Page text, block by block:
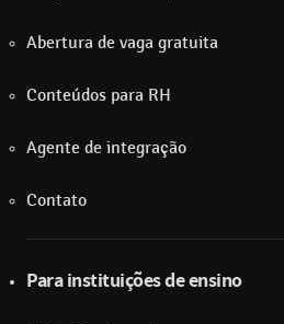
Abertura de vaga gratuita
Conteúdos para RH
Agente de integração
Contato
Para instituições de ensino